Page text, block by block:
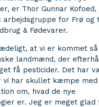
er Thor Gunnar Kofoed,
arbejdsgruppe for Frø og
& Fødevarer.
at vi er kommet
landmænd, der
få pesticider. Det har
vi har skullet kæmpe
om, hvad de nye
er. Jeg er meget glad